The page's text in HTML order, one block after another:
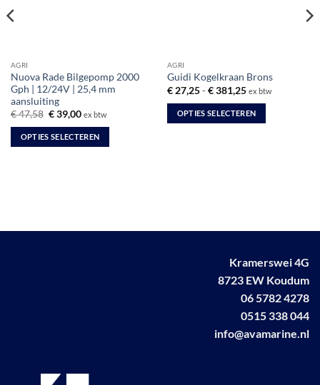
AGRI
Nuova Rade Bilgepomp 2000
Gph | 12/24V | 25,4 mm
aansluiting
€47,58 Oorspronkelijke
was:
€ 47,58.
€39,00Huidige
is:
€ 39,00.
ex btw
OPTIES SELECTEREN
AGRI
Guidi Kogelkraan Brons
€27,25 - €381,25Prijsklasse:
tot
€ 381,25
ex btw
OPTIES SELECTEREN
kan
Kramerswei 4G
8723 EW Koudum
06 5782 4278
0515 338 044
info@avamarine.nl